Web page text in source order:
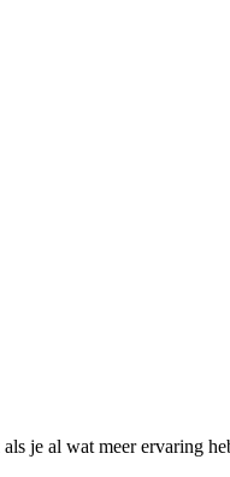
je al wat meer ervaring